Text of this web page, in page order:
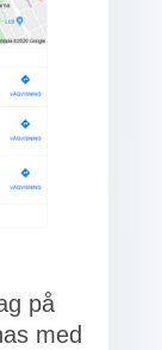
på
med